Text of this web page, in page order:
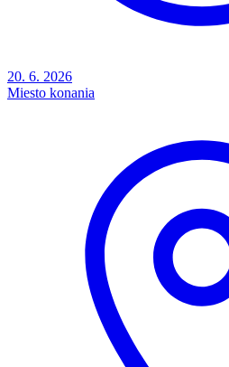
20. 6. 2026
Miesto konania